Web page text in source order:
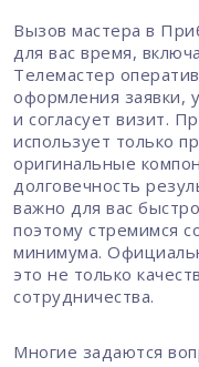
Вызов мастера в
для вас время,
Телемастер
оформления заявки,
и согласует визит.
использует только
оригинальные
долговечность
важно для вас
поэтому стремимся
минимума.
это не только
сотрудничества.